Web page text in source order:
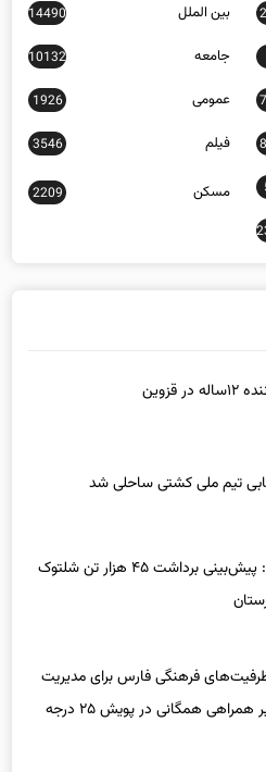
بین الملل 14490
جامعه 10132
عمومی 1926
فیلم 3546
مسکن 2209
قزوین
تیم ملی کشتی ساحلی شد
فرماندار رضوانشهر: پیش‌بینی برداشت ۴۵ هزار تن شلتوک
فرهنگی فارس برای مدیریت
همگانی در پویش ۲۵ درجه